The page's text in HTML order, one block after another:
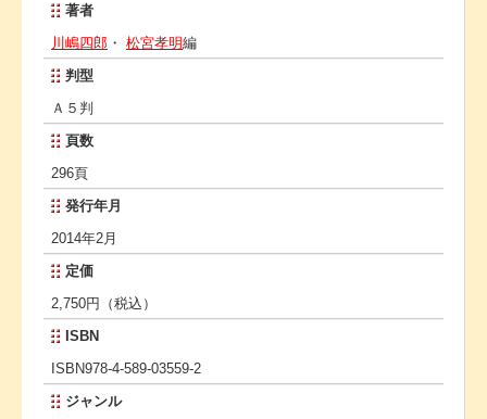
著者
川嶋四郎 ・ 松宮孝明編
判型
Ａ５判
頁数
296頁
発行年月
2014年2月
定価
2,750円（税込）
ISBN
ISBN978-4-589-03559-2
ジャンル